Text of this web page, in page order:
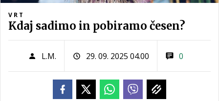
VRT
Kdaj sadimo in pobiramo česen?
L.M. 29. 09. 2025 04.00 0